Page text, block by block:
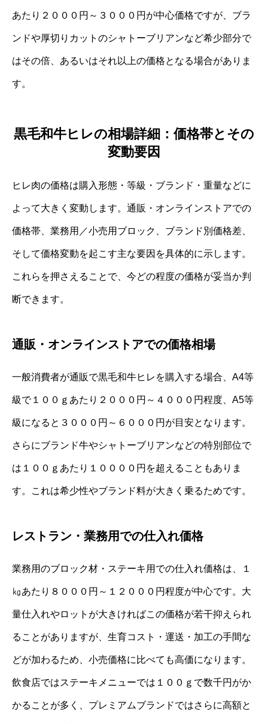
あたり２０００円～３０００円が中心価格ですが、ブラ
ンドや厚切りカットのシャトーブリアンなど希少部分で
はその倍、あるいはそれ以上の価格となる場合がありま
す。
黒毛和牛ヒレの相場詳細：価格帯とその
変動要因
ヒレ肉の価格は購入形態・等級・ブランド・重量などに
よって大きく変動します。通販・オンラインストアでの
価格帯、業務用／小売用ブロック、ブランド別価格差、
そして価格変動を起こす主な要因を具体的に示します。
これらを押さえることで、今どの程度の価格が妥当か判
断できます。
通販・オンラインストアでの価格相場
一般消費者が通販で黒毛和牛ヒレを購入する場合、A4等
級で１００ｇあたり２０００円～４０００円程度、A5等
級になると３０００円～６０００円が目安となります。
さらにブランド牛やシャトーブリアンなどの特別部位で
は１００ｇあたり１００００円を超えることもありま
す。これは希少性やブランド料が大きく乗るためです。
レストラン・業務用での仕入れ価格
業務用のブロック材・ステーキ用での仕入れ価格は、１
㎏あたり８０００円～１２０００円程度が中心です。大
量仕入れやロットが大きければこの価格が若干抑えられ
ることがありますが、生育コスト・運送・加工の手間な
どが加わるため、小売価格に比べても高価になります。
飲食店ではステーキメニューでは１００ｇで数千円がか
かることが多く、プレミアムブランドではさらに高額と